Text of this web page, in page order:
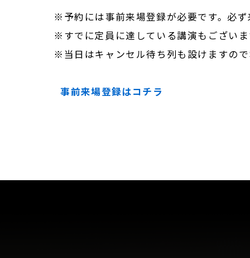
※予約には事前来場登録が必要です。必ず
※すでに定員に達している講演もござい